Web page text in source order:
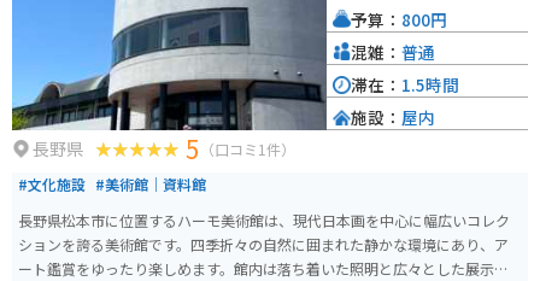
長野県 5 （口コミ1件）
#文化施設 #美術館｜資料館
長野県松本市に位置するハーモ美術館は、現代日本画を中心に幅広いコレク
ションを誇る美術館です。四季折々の自然に囲まれた静かな環境にあり、ア
ート鑑賞をゆったり楽しめます。館内は落ち着いた照明と広々とした展示ス
予算： 800円
混雑： 普通
滞在： 1.5時間
施設： 屋内